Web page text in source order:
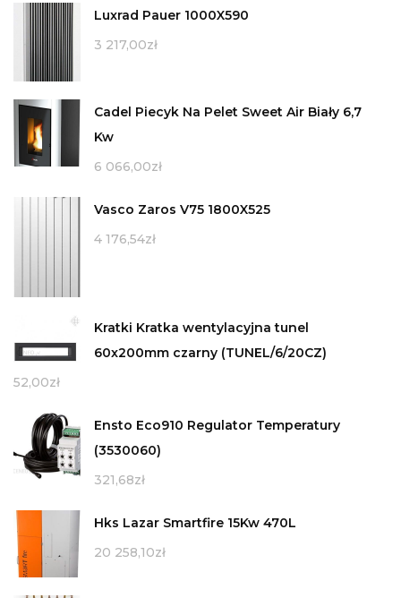
Luxrad Pauer 1000X590
3 217,00zł
Cadel Piecyk Na Pelet Sweet Air Biały 6,7
Kw
6 066,00zł
Vasco Zaros V75 1800X525
4 176,54zł
Kratki Kratka wentylacyjna tunel
60x200mm czarny (TUNEL/6/20CZ)
52,00zł
Ensto Eco910 Regulator Temperatury
(3530060)
321,68zł
Hks Lazar Smartfire 15Kw 470L
20 258,10zł